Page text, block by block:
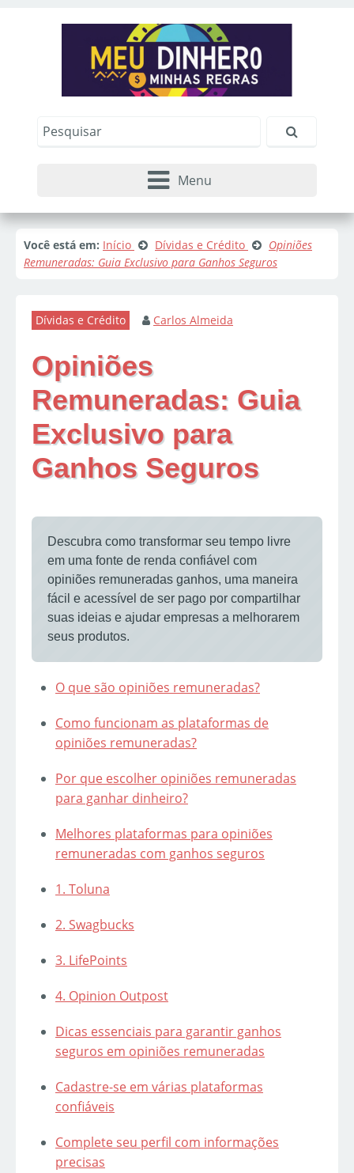
Menu
Você está em: Início Dívidas e Crédito
Opiniões
Remuneradas: Guia Exclusivo para Ganhos Seguros
Dívidas e Crédito Carlos Almeida
Opiniões
Remuneradas: Guia
Exclusivo para
Ganhos Seguros
Descubra como transformar seu tempo livre
em uma fonte de renda confiável com
opiniões remuneradas ganhos, uma maneira
fácil e acessível de ser pago por compartilhar
suas ideias e ajudar empresas a melhorarem
seus produtos.
O que são opiniões remuneradas?
Como funcionam as plataformas de
opiniões remuneradas?
Por que escolher opiniões remuneradas
para ganhar dinheiro?
Melhores plataformas para opiniões
remuneradas com ganhos seguros
1. Toluna
2. Swagbucks
3. LifePoints
4. Opinion Outpost
Dicas essenciais para garantir ganhos
seguros em opiniões remuneradas
Cadastre-se em várias plataformas
confiáveis
Complete seu perfil com informações
precisas